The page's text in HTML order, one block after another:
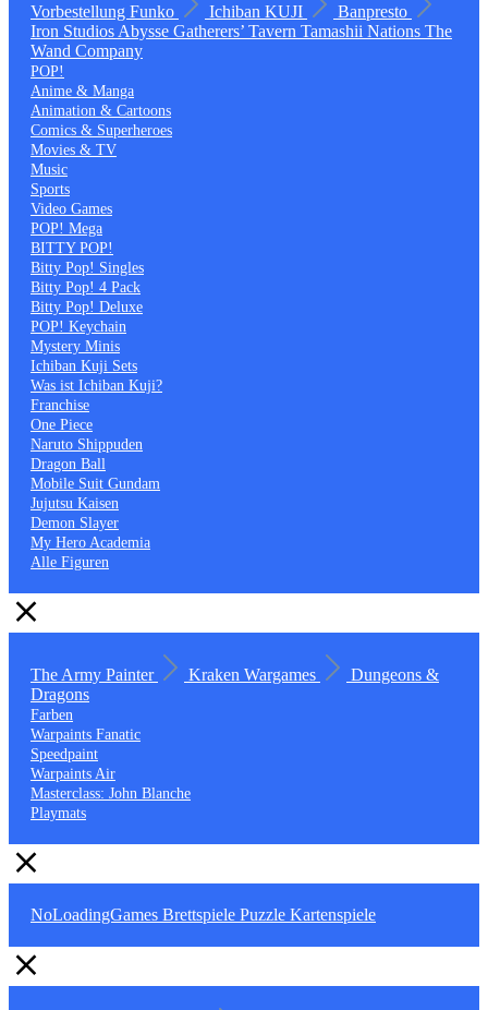
Vorbestellung Funko Ichiban KUJI
Banpresto
Iron Studios Abysse Gatherers’ Tavern Tamashii Nations The
Wand Company
POP!
Anime & Manga
Animation & Cartoons
Comics & Superheroes
Movies & TV
Music
Sports
Video Games
POP! Mega
BITTY POP!
Bitty Pop! Singles
Bitty Pop! 4 Pack
Bitty Pop! Deluxe
POP! Keychain
Mystery Minis
Ichiban Kuji Sets
Was ist Ichiban Kuji?
Franchise
One Piece
Naruto Shippuden
Dragon Ball
Mobile Suit Gundam
Jujutsu Kaisen
Demon Slayer
My Hero Academia
Alle Figuren
The Army Painter Kraken Wargames
Dungeons &
Dragons
Farben
Warpaints Fanatic
Speedpaint
Warpaints Air
Masterclass: John Blanche
Playmats
NoLoadingGames Brettspiele Puzzle Kartenspiele